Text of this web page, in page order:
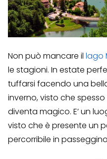
Non può mancare il lago
le stagioni. In estate
tuffarsi facendo una
inverno, visto che
diventa magico. E’ un
visto che è presente un
percorribile in